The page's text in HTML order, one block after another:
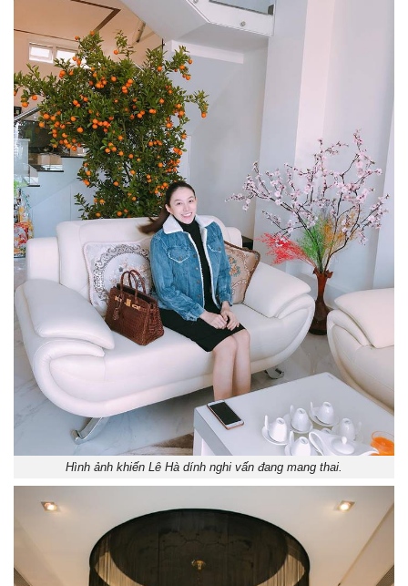
Hình ảnh khiến Lê Hà dính nghi vấn đang mang thai.